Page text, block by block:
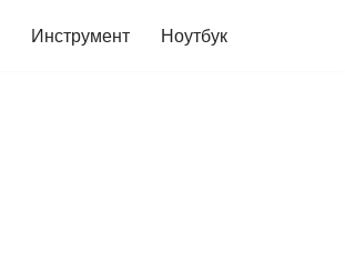
Инструмент Ноутбук